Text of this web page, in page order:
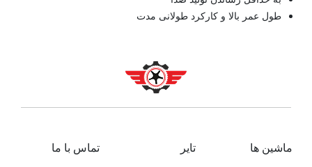
طول عمر بالا و کارکرد طولانی مدت
ماشین ها تایر تماس با ما